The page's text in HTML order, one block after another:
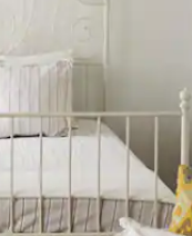
flecha hacia arriba y